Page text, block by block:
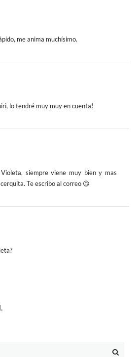
me anima muchísimo.
lo tendré muy muy en cuenta!
siempre viene muy bien y mas
Te escribo al correo 😉